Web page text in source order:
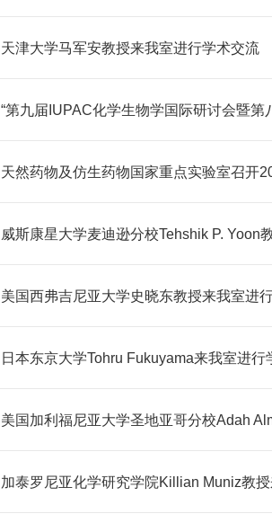
天津大学马军安教授来我室进行学术交流
“第九届IUPAC化学生物学国际研讨会暨
天然药物及仿生药物国家重点实验室召开
威斯康星大学麦迪逊分校Tehshik P. Yoon
美国西弗吉尼亚大学史晓东教授来我室进
日本东京大学Tohru Fukuyama来我室进行
美国加利福尼亚大学圣地亚哥分校Adah
加泰罗尼亚化学研究学院Killian Muniz教